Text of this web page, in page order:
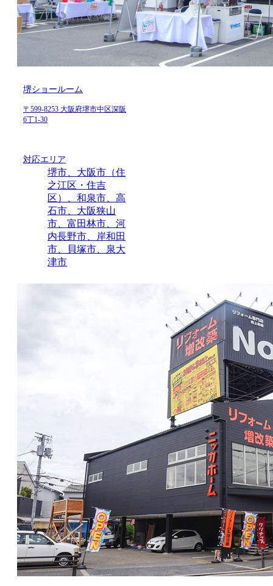
堺ショールーム
〒599-8253 大阪府堺市中区深阪
6丁1-30
対応エリア
堺市、大阪市（住
之江区・住吉
区）、和泉市、高
石市、大阪狭山
市、富田林市、河
内長野市、岸和田
市、貝塚市、泉大
津市